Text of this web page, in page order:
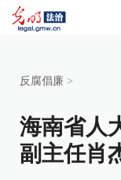
反腐倡廉 >
海南省人
副主任肖